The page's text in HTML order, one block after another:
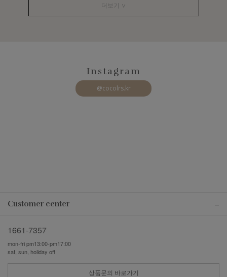
더보기 ∨
Instagram
@cocolrs.kr
Customer center
1661-7357
mon-fri pm13:00-pm17:00
sat, sun, holiday off
상품문의 바로가기